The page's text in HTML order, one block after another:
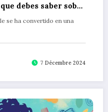
debes saber sobre
de peso
se ha convertido en una
7 Décembre 2024